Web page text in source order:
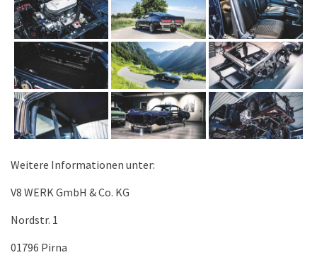
Weitere Informationen unter:
V8 WERK GmbH & Co. KG
Nordstr. 1
01796 Pirna